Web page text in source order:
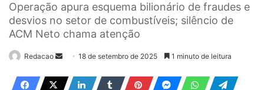
Operação apura esquema bilionário de fraudes e
desvios no setor de combustíveis; silêncio de
ACM Neto chama atenção
Redacao
n
18 de setembro de 2025 1 minuto de leitura